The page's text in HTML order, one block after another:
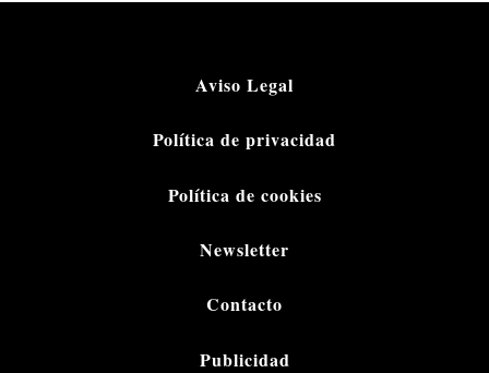
Aviso Legal
Política de privacidad
Política de cookies
Newsletter
Contacto
Publicidad